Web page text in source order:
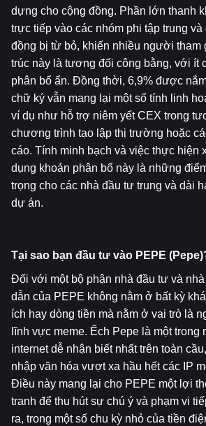
dựng cho cộng đồng. Phần lớn thanh
trực tiếp vào các nhóm phi tập trung
đồng bị từ bỏ, khiến nhiều người tham
trúc này là tương đối công bằng, với ít
phân bổ ẩn. Đồng thời, 6,9% được
chữ ký vẫn mang lại một số tính linh
ví dụ như hỗ trợ niêm yết CEX trong
chương trình tạo lập thị trường hoặc
cáo. Tính minh bạch và việc thực hiện
dụng khoản phân bổ này là những
trọng cho các nhà đầu tư trung và dài
dự án.
Tại sao bạn đầu tư vào PEPE
Đối với một bộ phận nhà đầu tư và
dẫn của PEPE không nằm ở bất kỳ
ích hay dòng tiền mà nằm ở vai trò là
lĩnh vực meme. Ếch Pepe là một trong
internet dễ nhận biết nhất trên toàn
nhập văn hóa vượt xa hầu hết các IP
Điều này mang lại cho PEPE một lợi
tranh để thu hút sự chú ý và phạm vi
ra, trong một số chu kỳ nhỏ của tiền